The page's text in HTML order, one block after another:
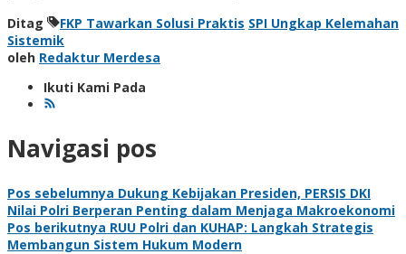
Ditag FKP Tawarkan Solusi Praktis SPI Ungkap Kelemahan
Sistemik
oleh Redaktur Merdesa
Ikuti Kami Pada
Navigasi pos
Pos sebelumnya Dukung Kebijakan Presiden, PERSIS DKI
Nilai Polri Berperan Penting dalam Menjaga Makroekonomi
Pos berikutnya RUU Polri dan KUHAP: Langkah Strategis
Membangun Sistem Hukum Modern